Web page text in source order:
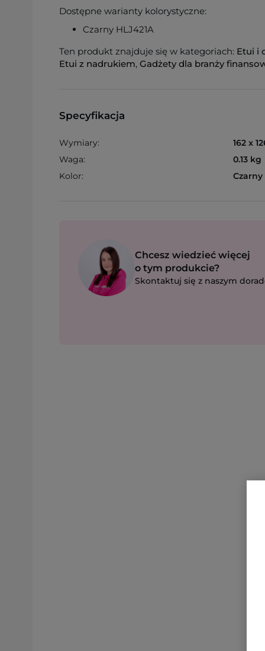
Dostępne warianty kolorystyczne:
Czarny HLJ421A
Ten produkt znajduje się w kategoriach: Etui i
Etui z nadrukiem, Gadżety dla branży
Specyfikacja
Wymiary:
162 x
Waga:
0.13 kg
Kolor:
Czarny
Chcesz wiedzieć więcej
o tym produkcie?
Skontaktuj się z naszym